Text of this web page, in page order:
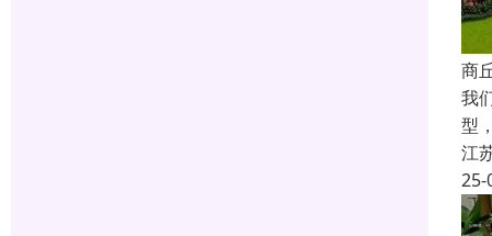
商
我
型
江
25-